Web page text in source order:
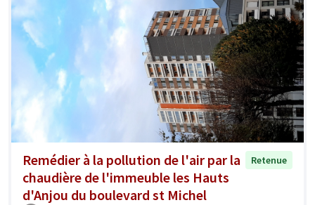
Remédier à la pollution de l'air par la
chaudière de l'immeuble les Hauts
d'Anjou du boulevard st Michel
Retenue